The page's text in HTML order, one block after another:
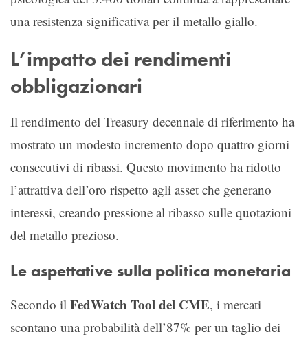
una resistenza significativa per il metallo giallo.
L’impatto dei rendimenti
obbligazionari
Il rendimento del Treasury decennale di riferimento ha
mostrato un modesto incremento dopo quattro giorni
consecutivi di ribassi. Questo movimento ha ridotto
l’attrattiva dell’oro rispetto agli asset che generano
interessi, creando pressione al ribasso sulle quotazioni
del metallo prezioso.
Le aspettative sulla politica monetaria
Secondo il FedWatch Tool del CME, i mercati
scontano una probabilità dell’87% per un taglio dei